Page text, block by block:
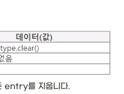
entry를 지웁니다.